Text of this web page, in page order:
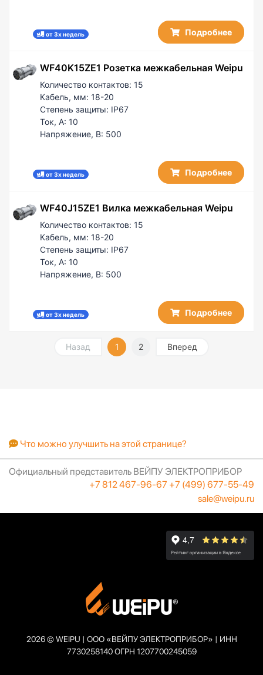
от 3х недель Подробнее
WF40K15ZE1 Розетка межкабельная Weipu
Количество контактов: 15
Кабель, мм: 18-20
Степень защиты: IP67
Ток, А: 10
Напряжение, В: 500
от 3х недель Подробнее
WF40J15ZE1 Вилка межкабельная Weipu
Количество контактов: 15
Кабель, мм: 18-20
Степень защиты: IP67
Ток, А: 10
Напряжение, В: 500
от 3х недель Подробнее
Назад 1 2 Вперед
Что можно улучшить на этой странице?
Официальный представитель ВЕЙПУ ЭЛЕКТРОПРИБОР
+7 812 467-96-67 +7 (499) 677-55-49
sale@weipu.ru
2026 © WEIPU | ООО «ВЕЙПУ ЭЛЕКТРОПРИБОР» | ИНН
7730258140 ОГРН 1207700245059